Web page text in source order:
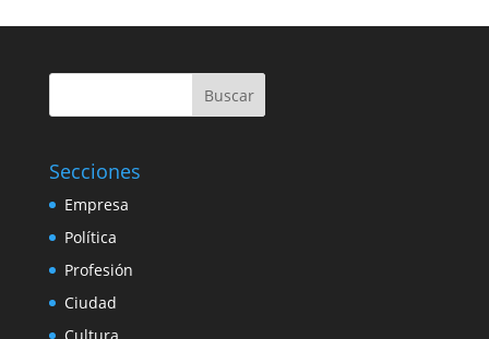
Buscar
Secciones
Empresa
Política
Profesión
Ciudad